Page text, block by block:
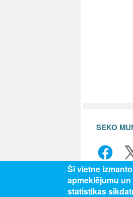
SEKO
Šī vietne
apmeklējumu
statistikas